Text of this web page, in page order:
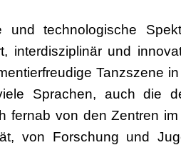
und technologische
interdisziplinär und
Tanzszene
Sprachen, auch die
fernab von den Zentren
von Forschung und